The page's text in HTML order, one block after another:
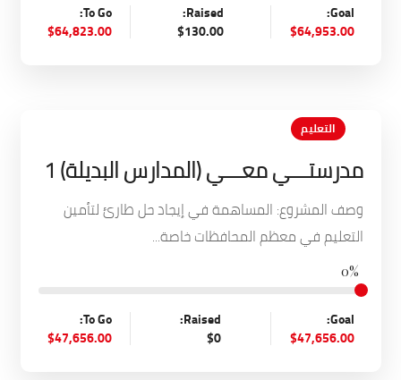
Goal:
$64,953.00
Raised:
$130.00
To Go:
$64,823.00
التعليم
مدرستـــي معـــي (المدارس البديلة) 1
وصف المشروع: المساهمة في إيجاد حل طارئ لتأمين
التعليم في معظم المحافظات خاصة...
0%
Goal:
$47,656.00
Raised:
$0
To Go:
$47,656.00